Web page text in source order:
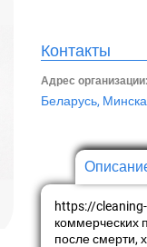
Контакты
Адрес организации:
Беларусь,
https://
коммерческих
после смерти,